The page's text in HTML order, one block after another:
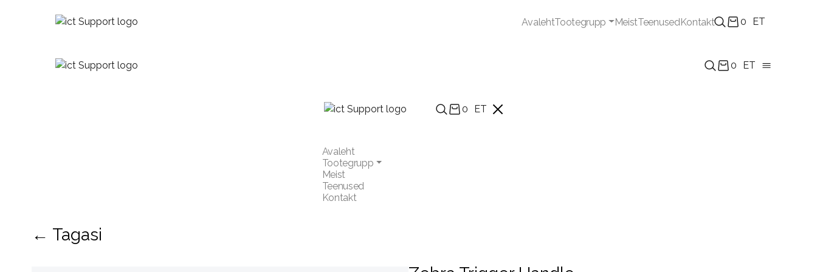
AvalehtTootegrupp MeistTeenusedKontakt 0 ET
0 ET
0 ET
Avaleht
Tootegrupp
Meist
Teenused
Kontakt
← Tagasi